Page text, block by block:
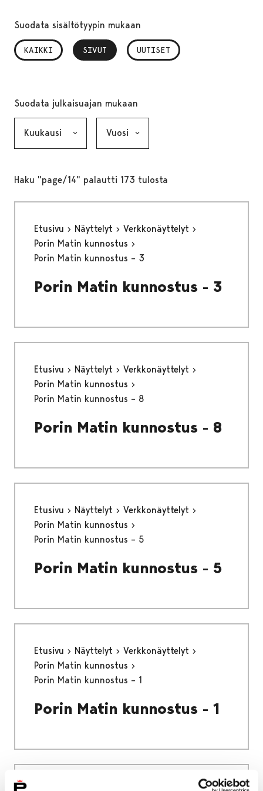
Suodata sisältötyypin mukaan
KAIKKI SIVUT
, VALITTU UUTISET
Suodata julkaisuajan mukaan
Haku "page/14" palautti 173 tulosta
Etusivu Näyttelyt
Verkkonäyttelyt
Porin Matin kunnostus
Porin Matin kunnostus – 3
Porin Matin kunnostus - 3
Etusivu Näyttelyt
Verkkonäyttelyt
Porin Matin kunnostus
Porin Matin kunnostus – 8
Porin Matin kunnostus - 8
Etusivu Näyttelyt
Verkkonäyttelyt
Porin Matin kunnostus
Porin Matin kunnostus – 5
Porin Matin kunnostus - 5
Etusivu Näyttelyt
Verkkonäyttelyt
Porin Matin kunnostus
Porin Matin kunnostus – 1
Porin Matin kunnostus - 1